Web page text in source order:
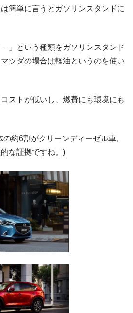
簡単に言うとガソリンスタンドに
」という種類をガソリンスタンド
ツダの場合は軽油というのを使い
ストが低いし、燃費にも環境にも
約6割がクリーンディーゼル車。
な証拠ですね。)